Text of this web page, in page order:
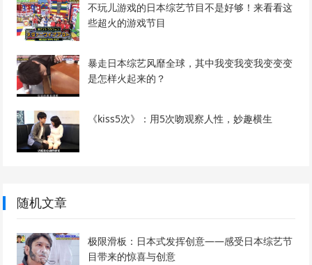
不玩儿游戏的日本综艺节目不是好够！来看看这
些超火的游戏节目
暴走日本综艺风靡全球，其中我变我变我变变变
是怎样火起来的？
《kiss5次》：用5次吻观察人性，妙趣横生
随机文章
极限滑板：日本式发挥创意——感受日本综艺节
目带来的惊喜与创意